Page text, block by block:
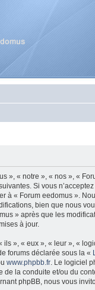
», « notre », « nos », «
Si vous
à « Forum eedomus ».
bien que nous
» après que les
à jour.
», « eux », « leur », «
forums déclarée sous la «
www.phpbb.fr . Le logiciel
la conduite et/ou du
phpBB, nous vous